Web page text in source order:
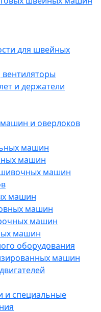
для швейных
вентиляторы
и держатели
и оверлоков
машин
машин
машин
машин
машин
машин
машин
оборудования
машин
и специальные